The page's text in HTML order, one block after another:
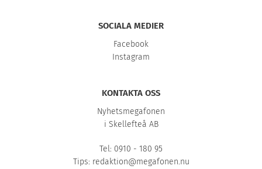
SOCIALA MEDIER
Facebook
Instagram
KONTAKTA OSS
Nyhetsmegafonen
i Skellefteå AB
Tel: 0910 - 180 95
Tips: redaktion@megafonen.nu